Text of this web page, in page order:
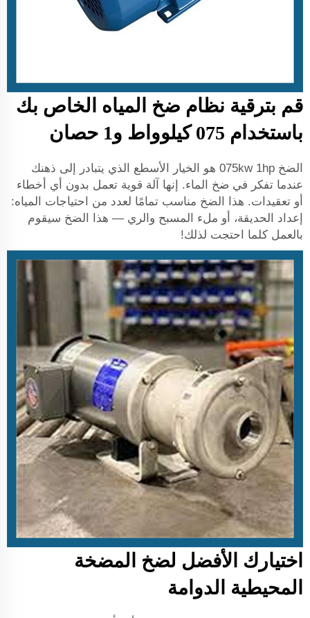
قم بترقية نظام ضخ المياه الخاص بك
باستخدام 075 كيلوواط و1 حصان
الضخ 075kw 1hp هو الخيار الأسطع الذي يتبادر إلى ذهنك
عندما تفكر في ضخ الماء. إنها آلة قوية تعمل بدون أي أخطاء
أو تعقيدات. هذا الضخ مناسب تمامًا لعدد من احتياجات المياه:
إعداد الحديقة، أو ملء المسبح والري — هذا الضخ سيقوم
بالعمل كلما احتجت لذلك!
اختيارك الأفضل لضخ المضخة
المحيطية الدوامة